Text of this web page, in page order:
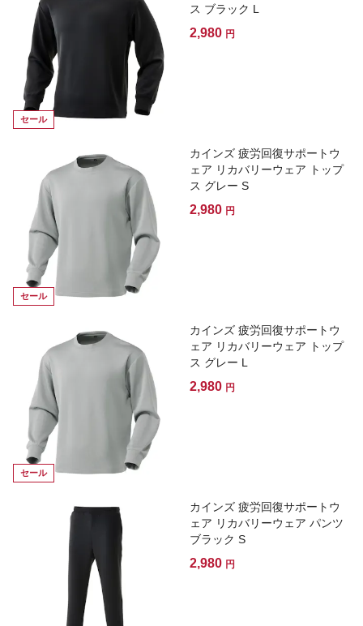
セール
ス ブラック L
2,980 円
セール
カインズ 疲労回復サポートウ
ェア リカバリーウェア トップ
ス グレー S
2,980 円
セール
カインズ 疲労回復サポートウ
ェア リカバリーウェア トップ
ス グレー L
2,980 円
カインズ 疲労回復サポートウ
ェア リカバリーウェア パンツ
ブラック S
2,980 円